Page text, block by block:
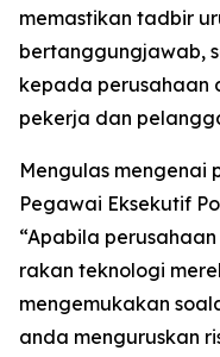
memastikan tadbir
bertanggungjawab,
kepada perusahaan
pekerja dan
Mengulas mengenai
Pegawai Eksekutif
“Apabila
rakan teknologi
mengemukakan
anda menguruskan